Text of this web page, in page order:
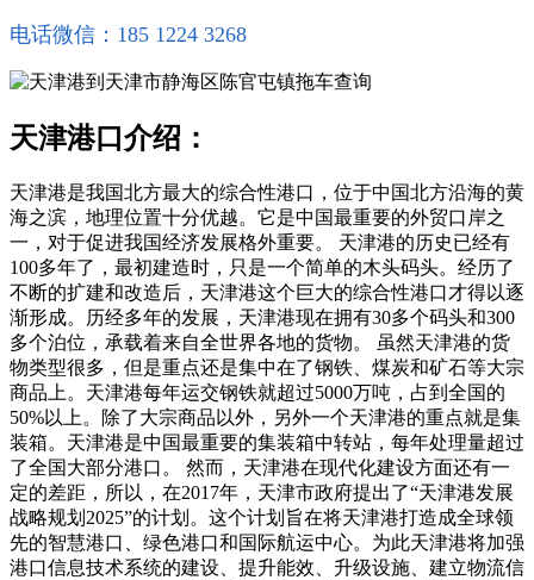
电话微信：185 1224 3268
天津港口介绍：
天津港是我国北方最大的综合性港口，位于中国北方沿海的黄
海之滨，地理位置十分优越。它是中国最重要的外贸口岸之
一，对于促进我国经济发展格外重要。 天津港的历史已经有
100多年了，最初建造时，只是一个简单的木头码头。经历了
不断的扩建和改造后，天津港这个巨大的综合性港口才得以逐
渐形成。历经多年的发展，天津港现在拥有30多个码头和300
多个泊位，承载着来自全世界各地的货物。 虽然天津港的货
物类型很多，但是重点还是集中在了钢铁、煤炭和矿石等大宗
商品上。天津港每年运交钢铁就超过5000万吨，占到全国的
50%以上。除了大宗商品以外，另外一个天津港的重点就是集
装箱。天津港是中国最重要的集装箱中转站，每年处理量超过
了全国大部分港口。 然而，天津港在现代化建设方面还有一
定的差距，所以，在2017年，天津市政府提出了“天津港发展
战略规划2025”的计划。这个计划旨在将天津港打造成全球领
先的智慧港口、绿色港口和国际航运中心。为此天津港将加强
港口信息技术系统的建设、提升能效、升级设施、建立物流信